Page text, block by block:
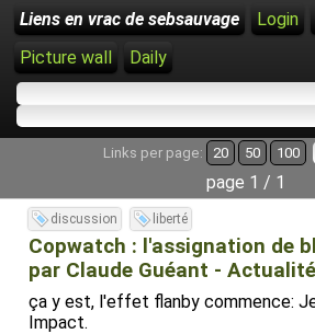
Liens en vrac de sebsauvage Login
Picture wall
Daily
Links per page: 20 50 100
page 1 / 1
discussion liberté
Copwatch : l'assignation de
par Claude Guéant -
ça y est, l'effet flanby commence:
Impact.